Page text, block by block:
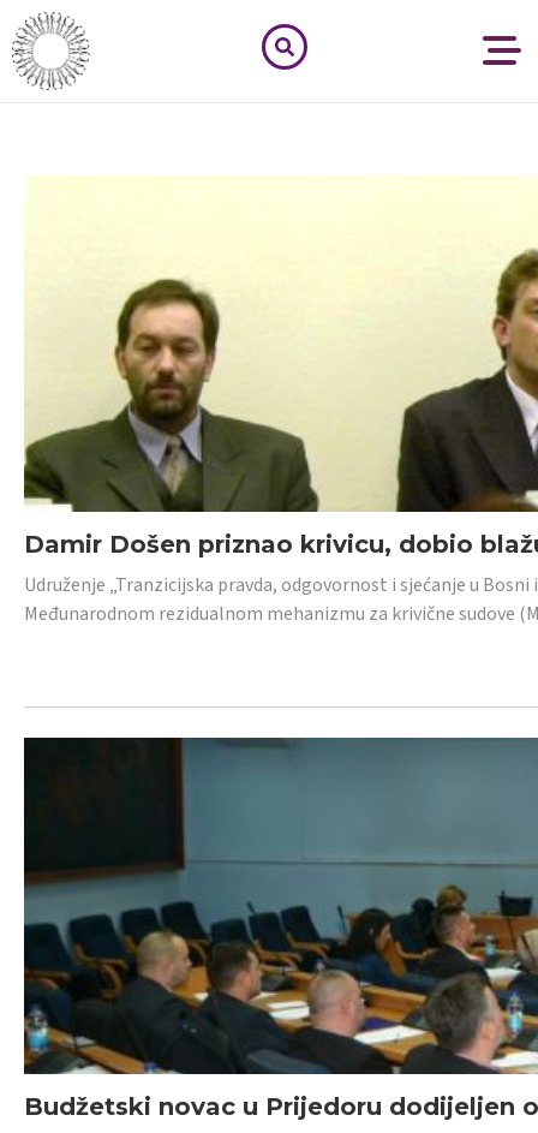
Damir Došen priznao krivicu, dobio
Udruženje „Tranzicijska pravda, odgovornost i sjećanje u
Međunarodnom rezidualnom mehanizmu za krivične sudove
Budžetski novac u Prijedoru dodijeljen